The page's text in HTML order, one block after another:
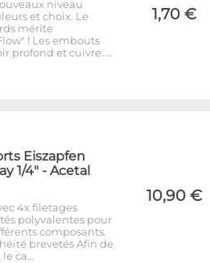
niveau
et choix. Le
mérite
! Les embouts
profond et cuivre. …
1,70 €
Eiszapfen
1/4" - Acetal
4x filetages
polyvalentes pour
composants.
brevetés Afin de
ca…
10,90 €